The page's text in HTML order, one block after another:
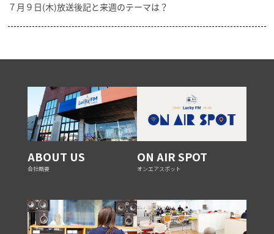
７月９日(木)放送後記と来週のテーマは？
ABOUT US
会社概要
ON AIR SPOT
オンエアスポット